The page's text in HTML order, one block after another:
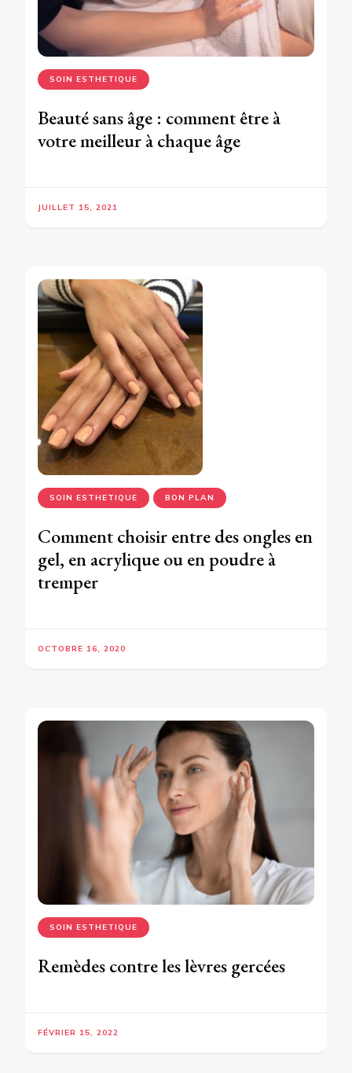
SOIN ESTHETIQUE
Beauté sans âge : comment être à
votre meilleur à chaque âge
JUILLET 15, 2021
SOIN ESTHETIQUE BON PLAN
Comment choisir entre des ongles en
gel, en acrylique ou en poudre à
tremper
OCTOBRE 16, 2020
SOIN ESTHETIQUE
Remèdes contre les lèvres gercées
FÉVRIER 15, 2022